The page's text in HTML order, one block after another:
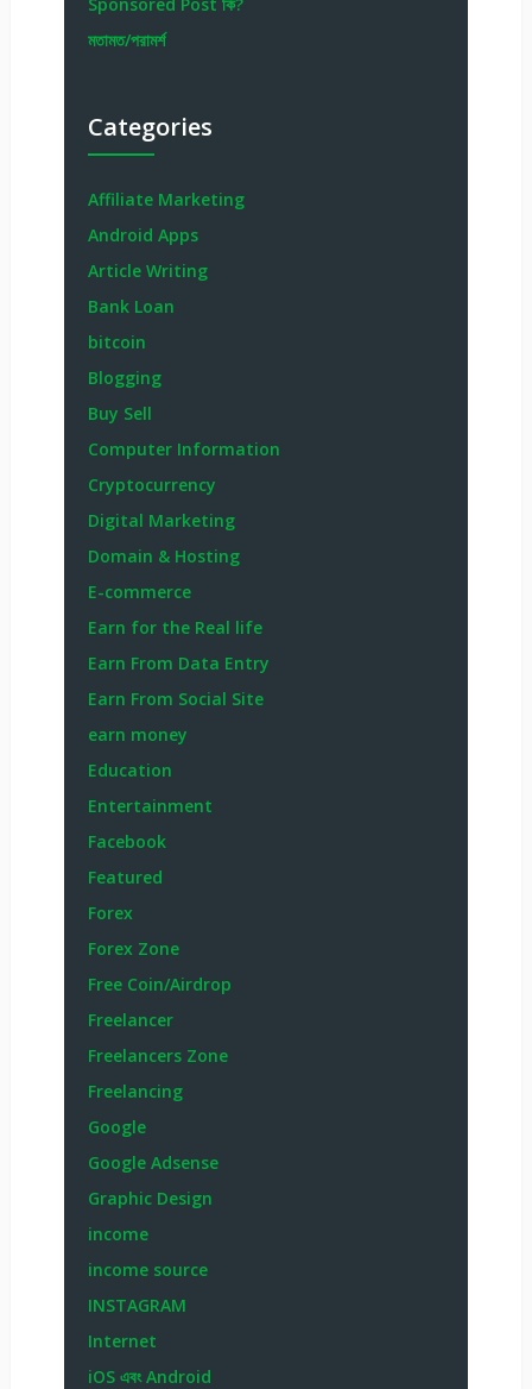
মতামত/পরামর্শ
Categories
Affiliate Marketing
Android Apps
Article Writing
Bank Loan
bitcoin
Blogging
Buy Sell
Computer Information
Cryptocurrency
Digital Marketing
Domain & Hosting
E-commerce
Earn for the Real life
Earn From Data Entry
Earn From Social Site
earn money
Education
Entertainment
Facebook
Featured
Forex
Forex Zone
Free Coin/Airdrop
Freelancer
Freelancers Zone
Freelancing
Google
Google Adsense
Graphic Design
income
income source
INSTAGRAM
Internet
iOS এবং Android